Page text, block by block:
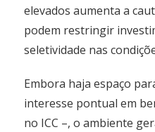
elevados aumenta a
podem restringir
seletividade nas
Embora haja espaço
interesse pontual em
no ICC –, o ambiente